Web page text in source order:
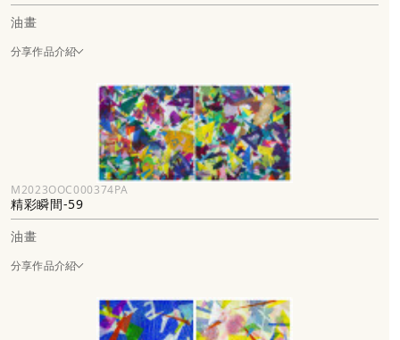
油畫
分享作品介紹
M2023OOC000374PA
精彩瞬間-59
油畫
分享作品介紹